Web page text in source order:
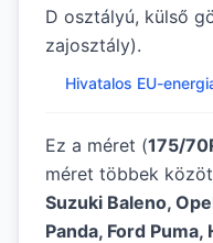
D osztályú, külső
zajosztály).
Hivatalos EU-
Ez a méret (175/
méret többek
Suzuki Baleno,
Panda, Ford